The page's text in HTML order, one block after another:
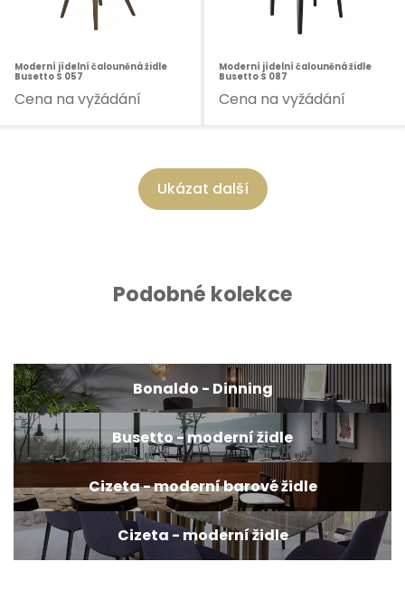
Moderní jídelní čalouněná židle
Busetto S 057
Cena na vyžádání
Moderní jídelní čalouněná židle
Busetto S 087
Cena na vyžádání
Ukázat další
Podobné kolekce
Bonaldo - Dinning
Busetto - moderní židle
Cizeta - moderní barové židle
Cizeta - moderní židle